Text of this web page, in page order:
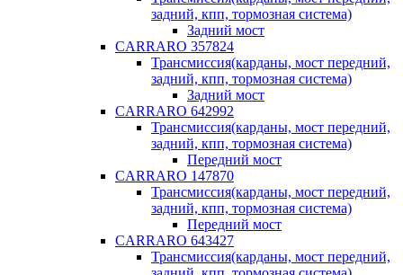
задний, кпп, тормозная система)
Задний мост
CARRARO 357824
Трансмиссия(карданы, мост передний,
задний, кпп, тормозная система)
Задний мост
CARRARO 642992
Трансмиссия(карданы, мост передний,
задний, кпп, тормозная система)
Передний мост
CARRARO 147870
Трансмиссия(карданы, мост передний,
задний, кпп, тормозная система)
Передний мост
CARRARO 643427
Трансмиссия(карданы, мост передний,